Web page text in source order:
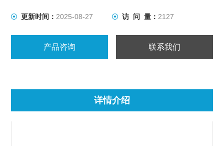
更新时间： 2025-08-27 访 问 量： 2127
产品咨询 联系我们
详情介绍